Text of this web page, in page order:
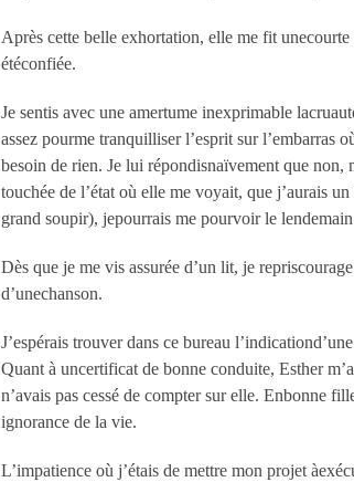
Après cette belle exhortation, elle me fit
étéconfiée.
Je sentis avec une amertume inexprimable
assez pourme tranquilliser l’esprit sur l’embarras
besoin de rien. Je lui répondisnaïvement que non,
touchée de l’état où elle me voyait, que j’aurais
grand soupir), jepourrais me pourvoir le
Dès que je me vis assurée d’un lit, je
d’unechanson.
J’espérais trouver dans ce bureau
Quant à uncertificat de bonne conduite, Esther
n’avais pas cessé de compter sur elle. Enbonne
ignorance de la vie.
L’impatience où j’étais de mettre mon projet